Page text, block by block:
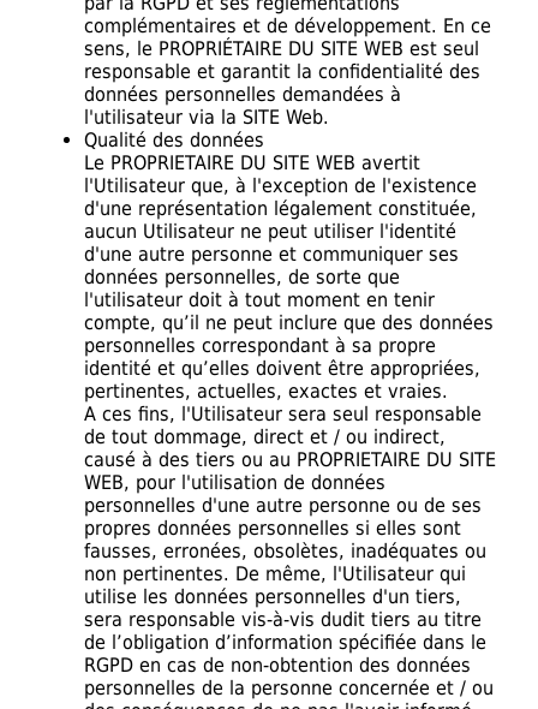
complémentaires et de développement. En ce
sens, le PROPRIÉTAIRE DU SITE WEB est seul
responsable et garantit la confidentialité des
données personnelles demandées à
l'utilisateur via la SITE Web.
Qualité des données
Le PROPRIETAIRE DU SITE WEB avertit
l'Utilisateur que, à l'exception de l'existence
d'une représentation légalement constituée,
aucun Utilisateur ne peut utiliser l'identité
d'une autre personne et communiquer ses
données personnelles, de sorte que
l'utilisateur doit à tout moment en tenir
compte, qu’il ne peut inclure que des données
personnelles correspondant à sa propre
identité et qu’elles doivent être appropriées,
pertinentes, actuelles, exactes et vraies.
A ces fins, l'Utilisateur sera seul responsable
de tout dommage, direct et / ou indirect,
causé à des tiers ou au PROPRIETAIRE DU SITE
WEB, pour l'utilisation de données
personnelles d'une autre personne ou de ses
propres données personnelles si elles sont
fausses, erronées, obsolètes, inadéquates ou
non pertinentes. De même, l'Utilisateur qui
utilise les données personnelles d'un tiers,
sera responsable vis-à-vis dudit tiers au titre
de l’obligation d’information spécifiée dans le
RGPD en cas de non-obtention des données
personnelles de la personne concernée et / ou